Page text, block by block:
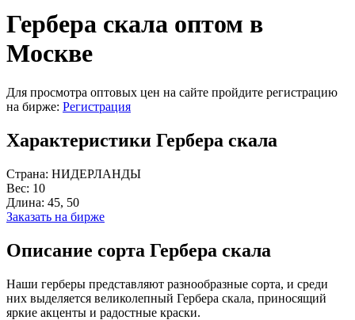
Гербера скала оптом в
Москве
Для просмотра оптовых цен на сайте пройдите регистрацию
на бирже: Регистрация
Характеристики Гербера скала
Страна: НИДЕРЛАНДЫ
Вес: 10
Длина: 45, 50
Заказать на бирже
Описание сорта Гербера скала
Наши герберы представляют разнообразные сорта, и среди
них выделяется великолепный Гербера скала, приносящий
яркие акценты и радостные краски.